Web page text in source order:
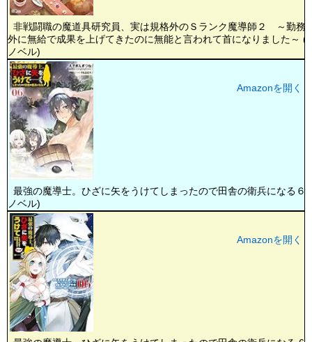
非戦闘職の魔道具研究員、実は規格外のＳランク魔導師２ ～勤務
外に無給で成果を上げてきたのに無能と言われて首になりました～
ノベル)
最強の魔導士。ひざに矢をうけてしまったので田舎の衛兵になる６
ノベル)
Amazonを開く
Amazonを開く